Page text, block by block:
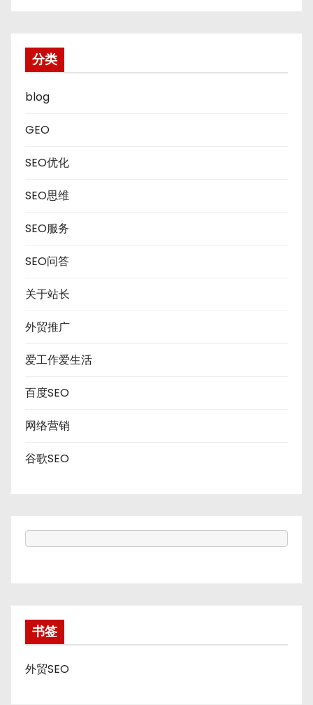
分类
blog
GEO
SEO优化
SEO思维
SEO服务
SEO问答
关于站长
外贸推广
爱工作爱生活
百度SEO
网络营销
谷歌SEO
书签
外贸SEO